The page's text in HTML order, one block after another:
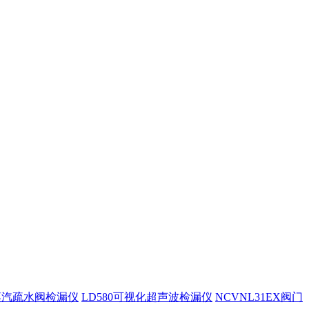
疏水阀检漏仪 LD580可视化超声波检漏仪 NCVNL31EX阀门